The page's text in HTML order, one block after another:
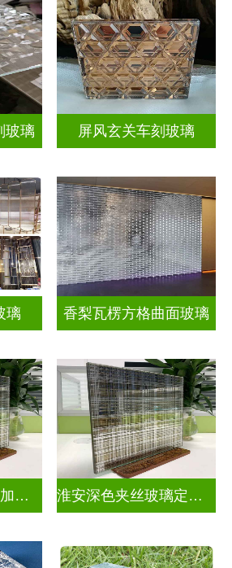
玻璃 屏风玄关车刻玻璃
璃 香梨瓦楞方格曲面玻璃
金华工艺夹丝玻璃加工厂家 淮安深色夹丝玻璃定做厂家